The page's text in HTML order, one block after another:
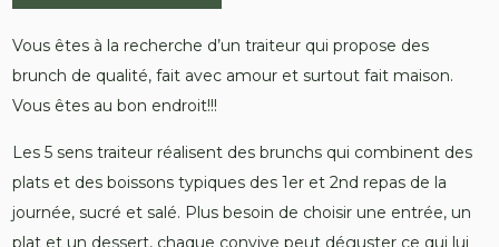
Vous êtes à la recherche d’un traiteur qui propose des
brunch de qualité, fait avec amour et surtout fait maison.
Vous êtes au bon endroit!!!
Les 5 sens traiteur réalisent des brunchs qui combinent des
plats et des boissons typiques des 1er et 2nd repas de la
journée, sucré et salé. Plus besoin de choisir une entrée, un
plat et un dessert, chaque convive peut déguster ce qui lui